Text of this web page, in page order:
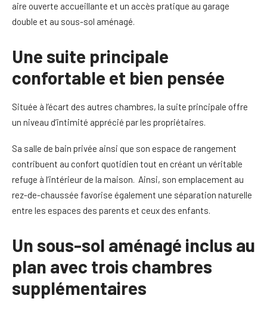
aire ouverte accueillante et un accès pratique au garage
double et au sous-sol aménagé.
Une suite principale
confortable et bien pensée
Située à l’écart des autres chambres, la suite principale offre
un niveau d’intimité apprécié par les propriétaires.
Sa salle de bain privée ainsi que son espace de rangement
contribuent au confort quotidien tout en créant un véritable
refuge à l’intérieur de la maison. Ainsi, son emplacement au
rez-de-chaussée favorise également une séparation naturelle
entre les espaces des parents et ceux des enfants.
Un sous-sol aménagé inclus au
plan avec trois chambres
supplémentaires